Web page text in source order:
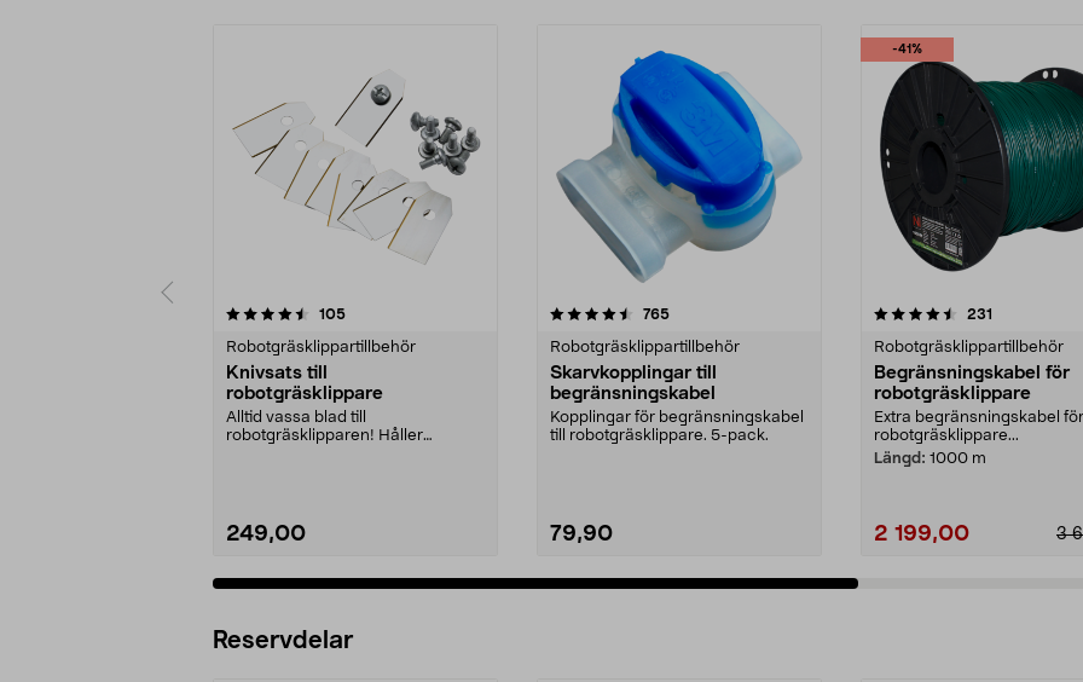
105recensioner
Robotgräsklippartillbehör
Knivsats till
robotgräsklippare
Alltid vassa blad till
robotgräsklipparen! Håller
249,00
4.5av 5 stjärnor 765recensioner
Robotgräsklippartillbehör
Skarvkopplingar till
begränsningskabel
Kopplingar för begränsningskabel
till robotgräsklippare. 5-pack.
79,90
-41%
4.5av 5 stjärnor 231
Robotgräsklippartillbehör
Begränsningskabel för
robotgräsklippare
Extra begränsningskabel för
robotgräsklippare...
Längd: 1000 m
3
2 199,00
3.0av 5 stjärnor
Reservdelar